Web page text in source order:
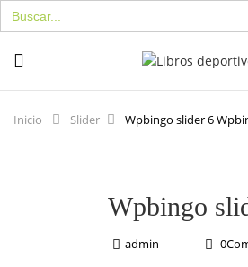
Buscar:
Inicio Slider Wpbingo slider 6
Wpbingo
admin 0